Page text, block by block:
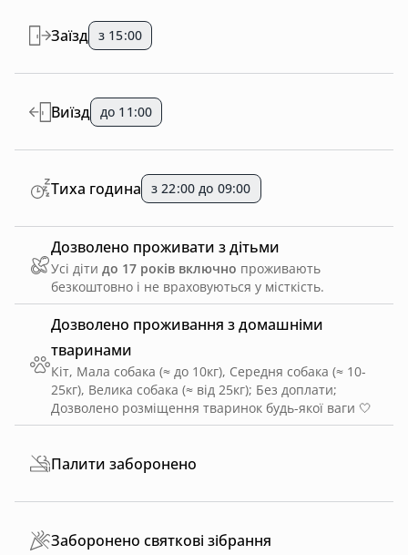
Дозволено проживання з домашніми
тваринами
Кіт, Мала собака (≈ до 10кг), Середня собака (≈ 10-
25кг), Велика собака (≈ від 25кг); Без доплати;
Дозволено розміщення тваринок будь-якої ваги 🤍
Заїзд з 15:00
Виїзд до 11:00
Дозволено проживати з дітьми
Усі діти до 17 років включно проживають
безкоштовно і не враховуються у місткість.
Тиха година з 22:00 до 09:00
Палити заборонено
Заборонено святкові зібрання